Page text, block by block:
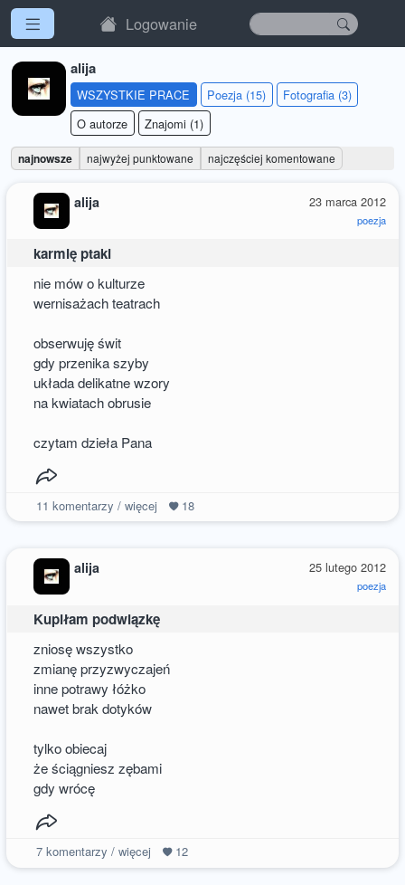
Logowanie
alija
WSZYSTKIE PRACE Poezja (15)
Fotografia (3)
O autorze
Znajomi (1)
najnowsze najwyżej punktowane najczęściej komentowane
23 marca 2012
poezja
alija
karmię ptaki
nie mów o kulturze
wernisażach teatrach
obserwuję świt
gdy przenika szyby
układa delikatne wzory
na kwiatach obrusie
czytam dzieła Pana
11 komentarzy / więcej 18
25 lutego 2012
poezja
alija
Kupiłam podwiązkę
zniosę wszystko
zmianę przyzwyczajeń
inne potrawy łóżko
nawet brak dotyków
tylko obiecaj
że ściągniesz zębami
gdy wrócę
7komentarzy / więcej 12